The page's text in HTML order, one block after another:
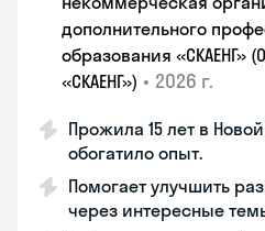
дополнительного
образования «СКАЕНГ»
«СКАЕНГ») • 2026 г.
Прожила 15 лет в
обогатило опыт.
Помогает улучшить
через интересные